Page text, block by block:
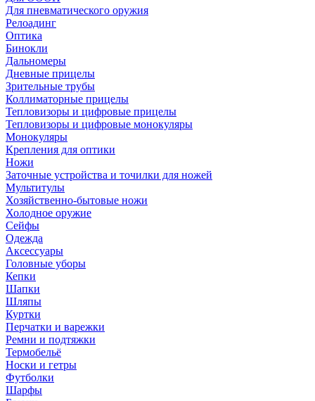
Для пневматического оружия
Релоадинг
Оптика
Бинокли
Дальномеры
Дневные прицелы
Зрительные трубы
Коллиматорные прицелы
Тепловизоры и цифровые прицелы
Тепловизоры и цифровые монокуляры
Монокуляры
Крепления для оптики
Ножи
Заточные устройства и точилки для ножей
Мультитулы
Хозяйственно-бытовые ножи
Холодное оружие
Сейфы
Одежда
Аксессуары
Головные уборы
Кепки
Шапки
Шляпы
Куртки
Перчатки и варежки
Ремни и подтяжки
Термобельё
Носки и гетры
Футболки
Шарфы